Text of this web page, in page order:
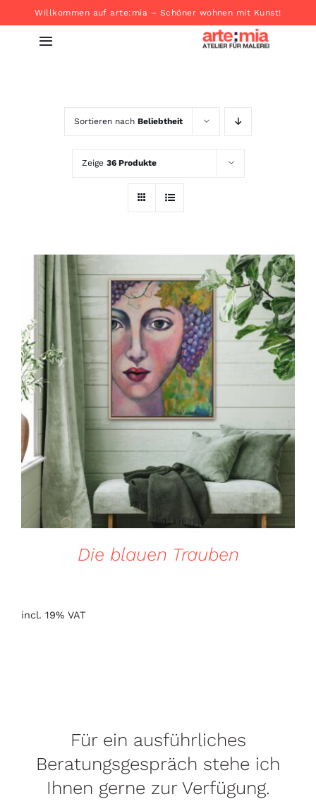
Inhalt
springen
Willkommen auf arte:mia – Schöner wohnen mit Kunst!
Toggle
Produkte
Sortieren nach Beliebtheit
Zeige 36 Produkte
DETAILS
Die blauen Trauben
incl. 19% VAT
Für ein ausführliches
Beratungsgespräch stehe ich
Ihnen gerne zur Verfügung.